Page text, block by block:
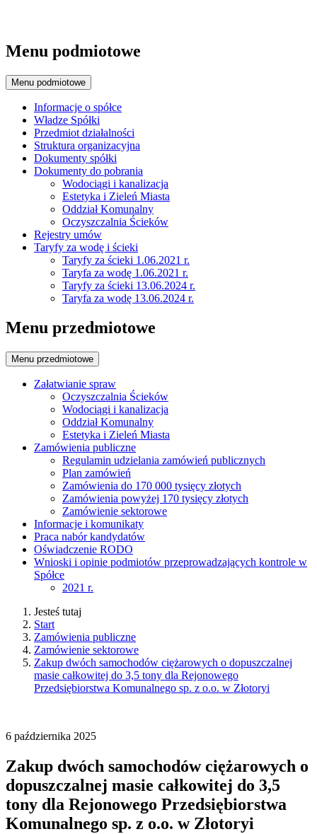
Menu podmiotowe
Menu podmiotowe
Informacje o spółce
Władze Spółki
Przedmiot działalności
Struktura organizacyjna
Dokumenty spółki
Dokumenty do pobrania
Wodociągi i kanalizacja
Estetyka i Zieleń Miasta
Oddział Komunalny
Oczyszczalnia Ścieków
Rejestry umów
Taryfy za wodę i ścieki
Taryfy za ścieki 1.06.2021 r.
Taryfa za wodę 1.06.2021 r.
Taryfy za ścieki 13.06.2024 r.
Taryfa za wodę 13.06.2024 r.
Menu przedmiotowe
Menu przedmiotowe
Załatwianie spraw
Oczyszczalnia Ścieków
Wodociągi i kanalizacja
Oddział Komunalny
Estetyka i Zieleń Miasta
Zamówienia publiczne
Regulamin udzielania zamówień publicznych
Plan zamówień
Zamówienia do 170 000 tysięcy złotych
Zamówienia powyżej 170 tysięcy złotych
Zamówienie sektorowe
Informacje i komunikaty
Praca nabór kandydatów
Oświadczenie RODO
Wnioski i opinie podmiotów przeprowadzających kontrole w
Spółce
2021 r.
Jesteś tutaj
Start
Zamówienia publiczne
Zamówienie sektorowe
Zakup dwóch samochodów ciężarowych o dopuszczalnej
masie całkowitej do 3,5 tony dla Rejonowego
Przedsiębiorstwa Komunalnego sp. z o.o. w Złotoryi
6 października 2025
Zakup dwóch samochodów ciężarowych o
dopuszczalnej masie całkowitej do 3,5
tony dla Rejonowego Przedsiębiorstwa
Komunalnego sp. z o.o. w Złotoryi